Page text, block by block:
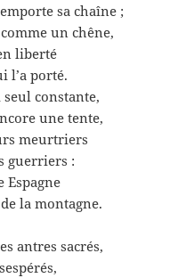
sa chaîne ;
un chêne,
liberté
l’a porté.
constante,
une tente,
meurtriers
guerriers :
Espagne
la montagne.
antres sacrés,